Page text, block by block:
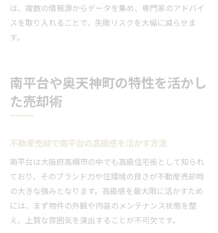
は、複数の情報源からデータを集め、専門家のアドバイ
スを取り入れることで、失敗リスクを大幅に減らせま
す。
南平台や奥天神町の特性を活かし
た売却術
不動産売却で南平台の高級感を活かす方法
南平台は大阪府高槻市の中でも高級住宅街として知られ
ており、そのブランド力や住環境の良さが不動産売却時
の大きな強みとなります。高級感を最大限に活かすため
には、まず物件の外観や内装のメンテナンス状態を整
え、上質な雰囲気を演出することが不可欠です。